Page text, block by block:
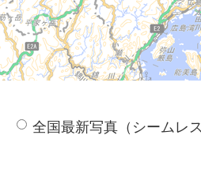
全国最新写真（シームレ